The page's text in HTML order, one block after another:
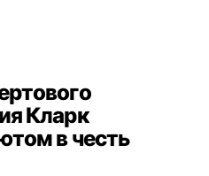
Кларк
в честь